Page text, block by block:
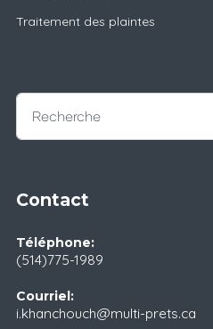
Traitement des plaintes
Contact
Téléphone:
(514)775-1989
Courriel:
i.khanchouch@multi-prets.ca